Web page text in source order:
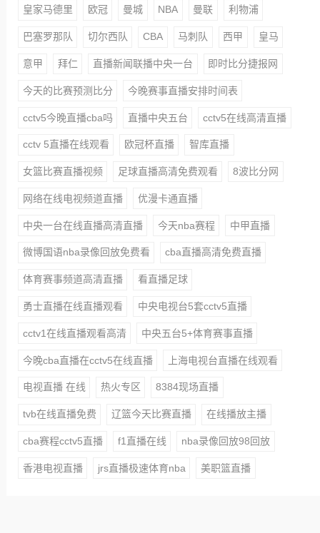
皇家马德里 欧冠 曼城 NBA 曼联 利物浦
巴塞罗那队 切尔西队 CBA 马刺队 西甲 皇马
意甲 拜仁 直播新闻联播中央一台 即时比分捷报网
今天的比赛预测比分 今晚赛事直播安排时间表
cctv5今晚直播cba吗 直播中央五台 cctv5在线高清直播
cctv 5直播在线观看 欧冠杯直播 智库直播
女篮比赛直播视频 足球直播高清免费观看 8波比分网
网络在线电视频道直播 优漫卡通直播
中央一台在线直播高清直播 今天nba赛程 中甲直播
微博国语nba录像回放免费看 cba直播高清免费直播
体育赛事频道高清直播 看直播足球
勇士直播在线直播观看 中央电视台5套cctv5直播
cctv1在线直播观看高清 中央五台5+体育赛事直播
今晚cba直播在cctv5在线直播 上海电视台直播在线观看
电视直播 在线 热火专区 8384现场直播
tvb在线直播免费 辽篮今天比赛直播 在线播放主播
cba赛程cctv5直播 f1直播在线 nba录像回放98回放
香港电视直播 jrs直播极速体育nba 美职篮直播